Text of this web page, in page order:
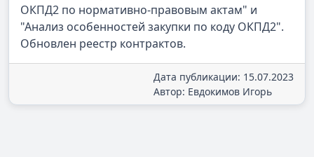
ОКПД2 по нормативно-правовым актам" и
"Анализ особенностей закупки по коду ОКПД2".
Обновлен реестр контрактов.
Дата публикации: 15.07.2023
Автор: Евдокимов Игорь